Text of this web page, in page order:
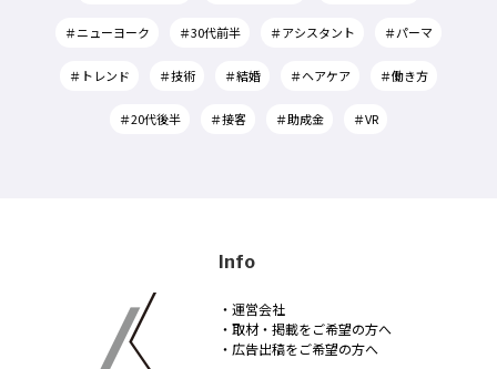
＃ニューヨーク ＃30代前半 ＃アシスタント ＃パーマ
＃トレンド ＃技術 ＃結婚 ＃ヘアケア ＃働き方
＃20代後半 ＃接客 ＃助成金 ＃VR
Info
・運営会社
・取材・掲載をご希望の方へ
・広告出稿をご希望の方へ